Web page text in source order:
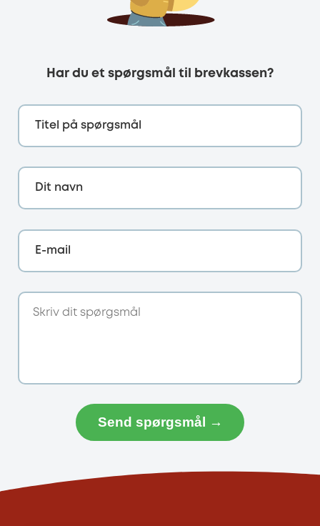
Har du et spørgsmål til brevkassen?
Titel på spørgsmål
Dit navn
E-mail
Send spørgsmål →